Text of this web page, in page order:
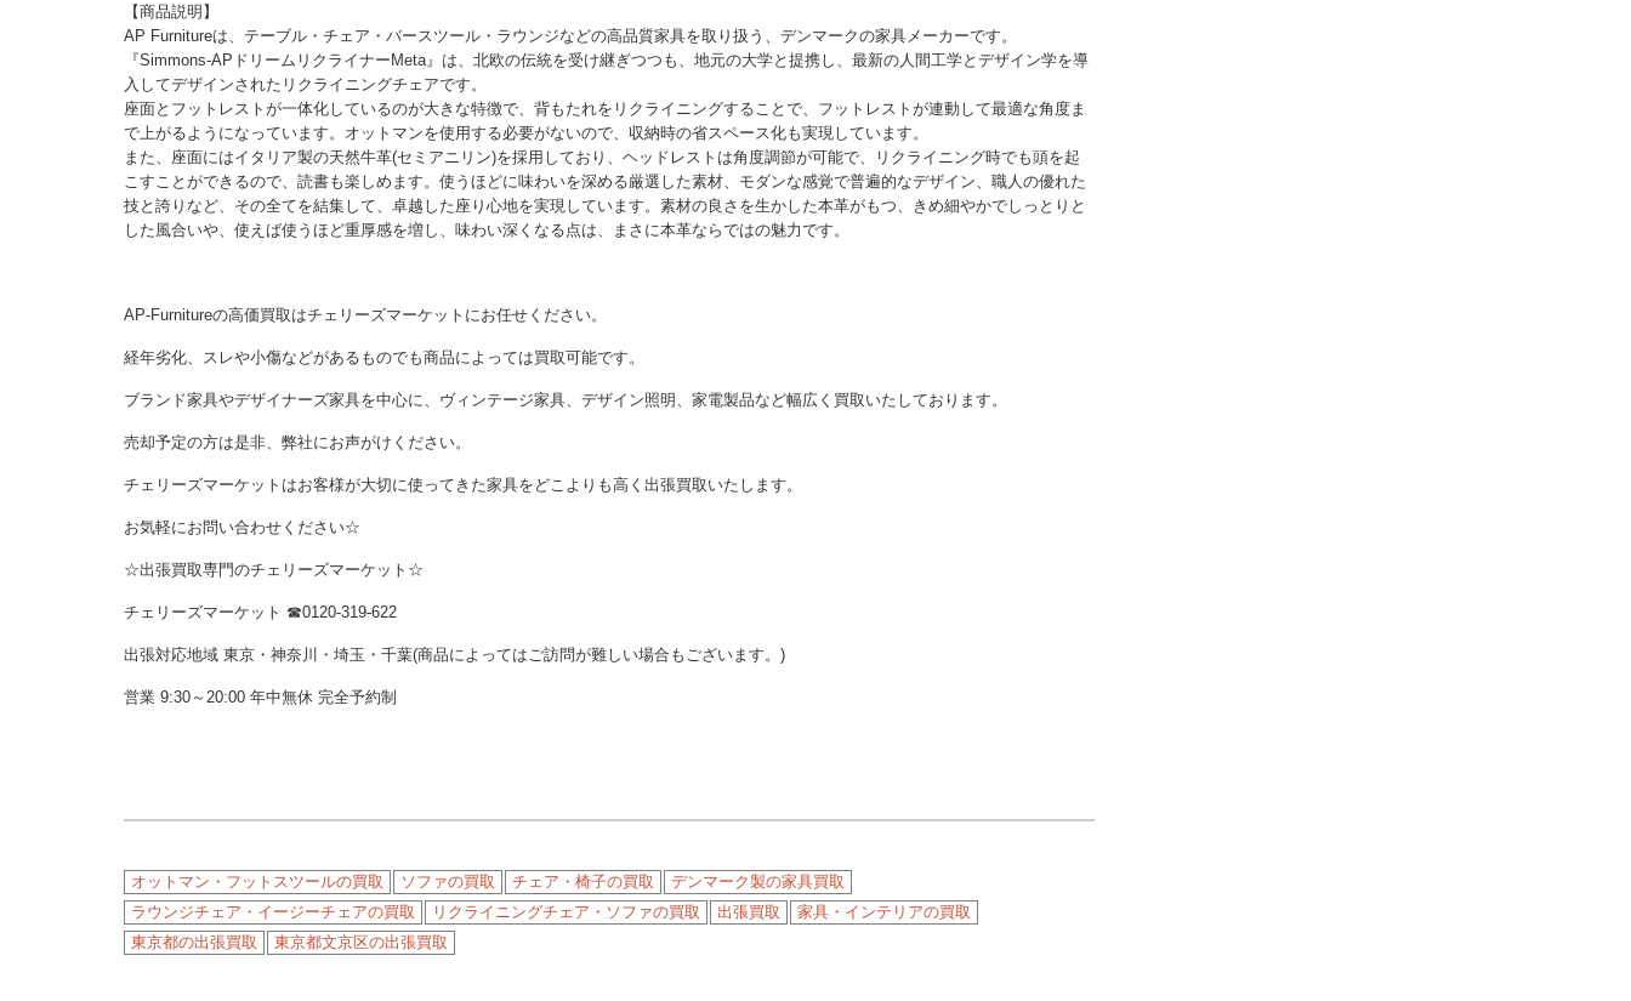
【商品説明】
AP Furnitureは、テーブル・チェア・バースツール・ラウンジなどの高品質家具を取り扱う、デンマークの家具メーカーです。
『Simmons-APドリームリクライナーMeta』は、北欧の伝統を受け継ぎつつも、地元の大学と提携し、最新の人間工学とデザイン学を導
入してデザインされたリクライニングチェアです。
座面とフットレストが一体化しているのが大きな特徴で、背もたれをリクライニングすることで、フットレストが連動して最適な角度ま
で上がるようになっています。オットマンを使用する必要がないので、収納時の省スペース化も実現しています。
また、座面にはイタリア製の天然牛革(セミアニリン)を採用しており、ヘッドレストは角度調節が可能で、リクライニング時でも頭を起
こすことができるので、読書も楽しめます。使うほどに味わいを深める厳選した素材、モダンな感覚で普遍的なデザイン、職人の優れた
技と誇りなど、その全てを結集して、卓越した座り心地を実現しています。素材の良さを生かした本革がもつ、きめ細やかでしっとりと
した風合いや、使えば使うほど重厚感を増し、味わい深くなる点は、まさに本革ならではの魅力です。
AP-Furnitureの高価買取はチェリーズマーケットにお任せください。
経年劣化、スレや小傷などがあるものでも商品によっては買取可能です。
ブランド家具やデザイナーズ家具を中心に、ヴィンテージ家具、デザイン照明、家電製品など幅広く買取いたしております。
売却予定の方は是非、弊社にお声がけください。
チェリーズマーケットはお客様が大切に使ってきた家具をどこよりも高く出張買取いたします。
お気軽にお問い合わせください☆
☆出張買取専門のチェリーズマーケット☆
チェリーズマーケット ☎︎0120-319-622
出張対応地域 東京・神奈川・埼玉・千葉(商品によってはご訪問が難しい場合もございます。)
営業 9:30～20:00 年中無休 完全予約制
オットマン・フットスツールの買取 ソファの買取 チェア・椅子の買取
デンマーク製の家具買取
ラウンジチェア・イージーチェアの買取
リクライニングチェア・ソファの買取 出張買取
家具・インテリアの買取
東京都の出張買取
東京都文京区の出張買取